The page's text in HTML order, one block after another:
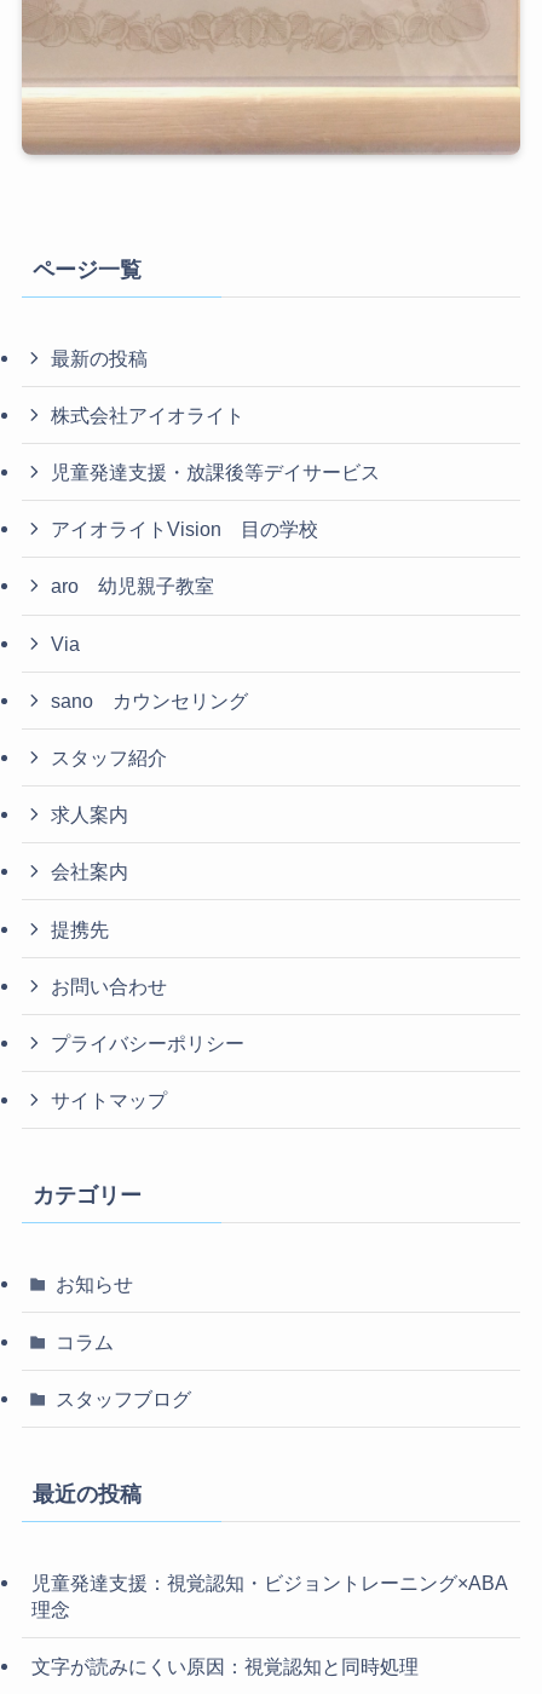
ページ一覧
最新の投稿
株式会社アイオライト
児童発達支援・放課後等デイサービス
アイオライトVision 目の学校
aro 幼児親子教室
Via
sano カウンセリング
スタッフ紹介
求人案内
会社案内
提携先
お問い合わせ
プライバシーポリシー
サイトマップ
カテゴリー
お知らせ
コラム
スタッフブログ
最近の投稿
児童発達支援：視覚認知・ビジョントレーニング×ABA
理念
文字が読みにくい原因：視覚認知と同時処理